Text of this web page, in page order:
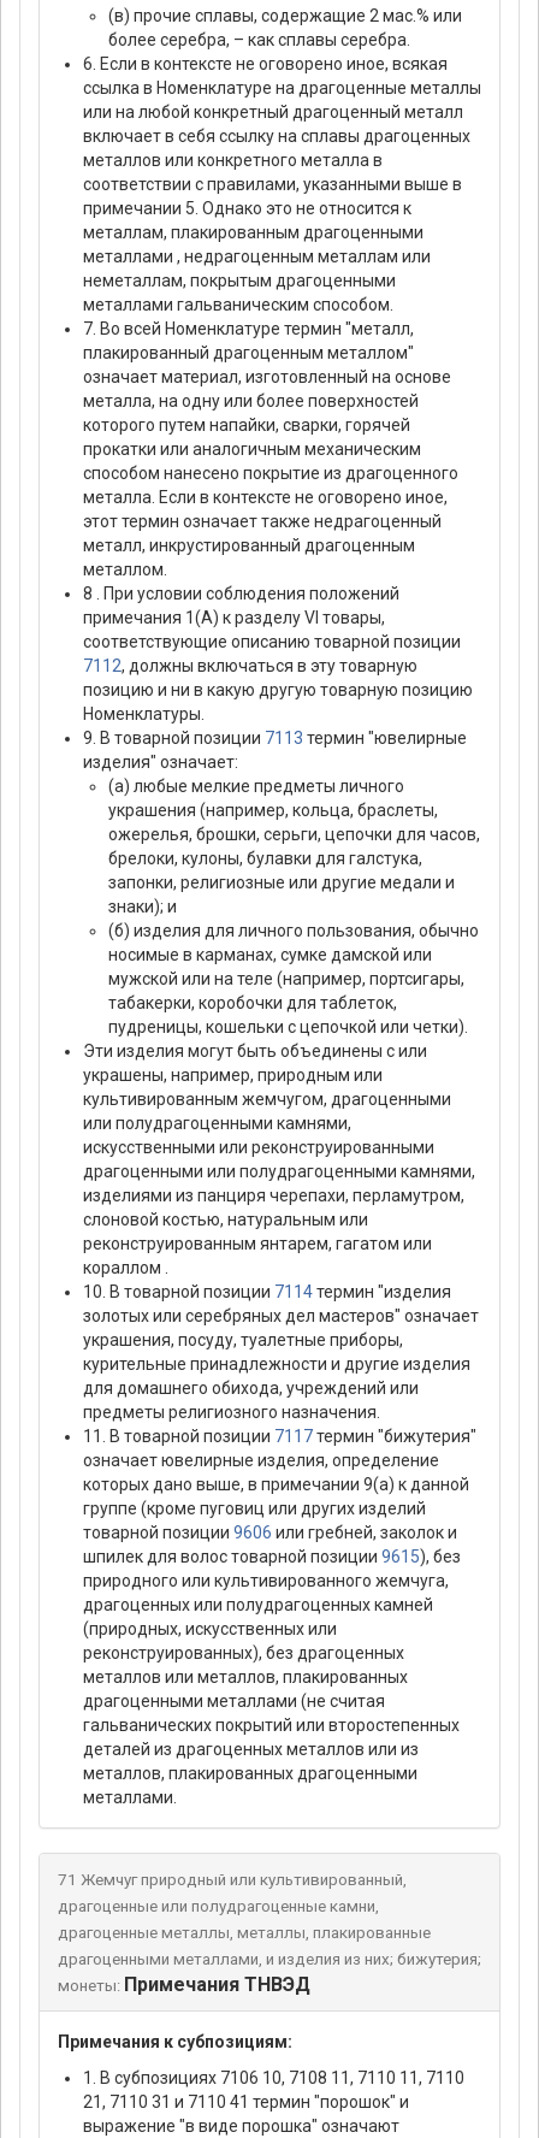
(в) прочие сплавы, содержащие 2 мас.% или
более серебра, – как сплавы серебра.
6. Если в контексте не оговорено иное, всякая
ссылка в Hоменклатуре на драгоценные металлы
или на любой конкретный драгоценный металл
включает в себя ссылку на сплавы драгоценных
металлов или конкретного металла в
соответствии с правилами, указанными выше в
примечании 5. Однако это не относится к
металлам, плакированным драгоценными
металлами , недрагоценным металлам или
неметаллам, покрытым драгоценными
металлами гальваническим способом.
7. Во всей Hоменклатуре термин "металл,
плакированный драгоценным металлом"
означает материал, изготовленный на основе
металла, на одну или более поверхностей
которого путем напайки, сварки, горячей
прокатки или аналогичным механическим
способом нанесено покрытие из драгоценного
металла. Если в контексте не оговорено иное,
этот термин означает также недрагоценный
металл, инкрустированный драгоценным
металлом.
8 . При условии соблюдения положений
примечания 1(А) к разделу VI товары,
соответствующие описанию товарной позиции
7112, должны включаться в эту товарную
позицию и ни в какую другую товарную позицию
Hоменклатуры.
9. В товарной позиции 7113 термин "ювелирные
изделия" означает:
(а) любые мелкие предметы личного
украшения (например, кольца, браслеты,
ожерелья, брошки, серьги, цепочки для часов,
брелоки, кулоны, булавки для галстука,
запонки, религиозные или другие медали и
знаки); и
(б) изделия для личного пользования, обычно
носимые в карманах, сумке дамской или
мужской или на теле (например, портсигары,
табакерки, коробочки для таблеток,
пудреницы, кошельки с цепочкой или четки).
Эти изделия могут быть объединены с или
украшены, например, природным или
культивированным жемчугом, драгоценными
или полудрагоценными камнями,
искусственными или реконструированными
драгоценными или полудрагоценными камнями,
изделиями из панциря черепахи, перламутром,
слоновой костью, натуральным или
реконструированным янтарем, гагатом или
кораллом .
10. В товарной позиции 7114термин "изделия
золотых или серебряных дел мастеров" означает
украшения, посуду, туалетные приборы,
курительные принадлежности и другие изделия
для домашнего обихода, учреждений или
предметы религиозного назначения.
11. В товарной позиции 7117термин "бижутерия"
означает ювелирные изделия, определение
которых дано выше, в примечании 9(а) к данной
группе (кроме пуговиц или других изделий
товарной позиции 9606 или гребней, заколок и
шпилек для волос товарной позиции 9615), без
природного или культивированного жемчуга,
драгоценных или полудрагоценных камней
(природных, искусственных или
реконструированных), без драгоценных
металлов или металлов, плакированных
драгоценными металлами (не считая
гальванических покрытий или второстепенных
деталей из драгоценных металлов или из
металлов, плакированных драгоценными
металлами.
71 Жемчуг природный или культивированный,
драгоценные или полудрагоценные камни,
драгоценные металлы, металлы, плакированные
драгоценными металлами, и изделия из них; бижутерия;
монеты: Примечания ТНВЭД
Примечания к субпозициям:
1. В субпозициях 7106 10, 7108 11, 7110 11, 7110
21, 7110 31 и 7110 41 термин "порошок" и
выражение "в виде порошка" означают